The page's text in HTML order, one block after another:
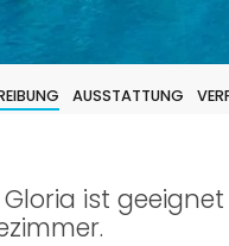
AUSSTATTUNG
ist